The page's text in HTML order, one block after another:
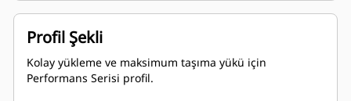
Profil Şekli
Kolay yükleme ve maksimum taşıma yükü için
Performans Serisi profil.